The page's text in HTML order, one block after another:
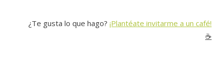
¿Te gusta lo que hago? ¡Plantéate invitarme a un café!
☕️